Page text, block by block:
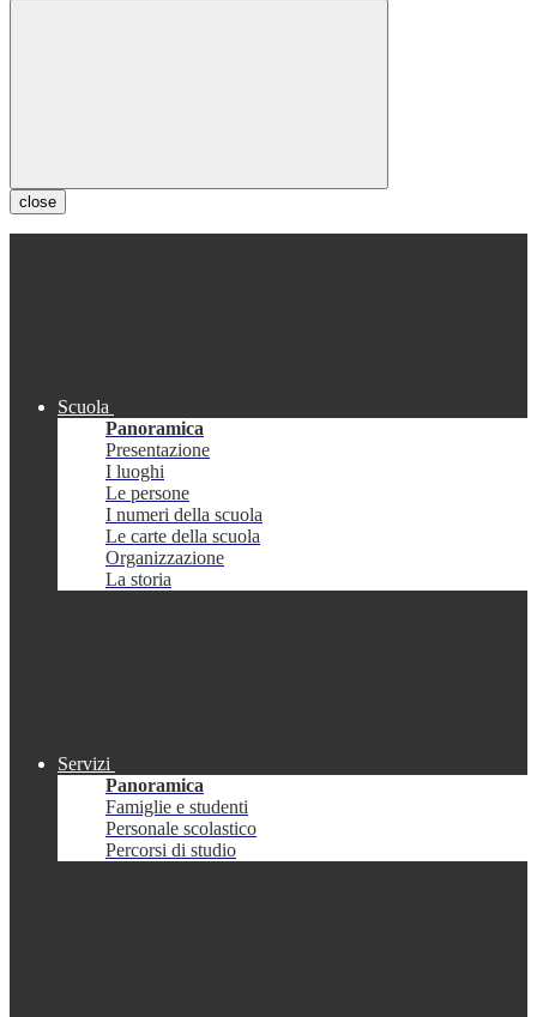
close
Scuola
Panoramica
Presentazione
I luoghi
Le persone
I numeri della scuola
Le carte della scuola
Organizzazione
La storia
Servizi
Panoramica
Famiglie e studenti
Personale scolastico
Percorsi di studio